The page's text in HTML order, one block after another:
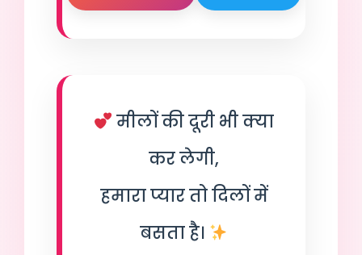
मीलों की दूरी भी क्या
कर लेगी,
हमारा प्यार तो दिलों में
बसता है।